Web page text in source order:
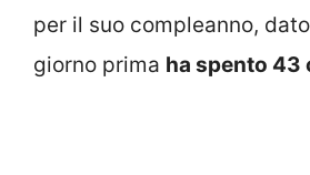
per il suo compleanno,
giorno prima ha spento 43